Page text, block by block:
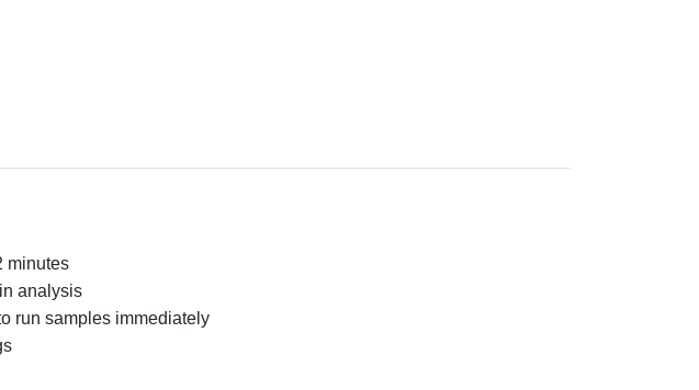
minutes
analysis
run samples immediately